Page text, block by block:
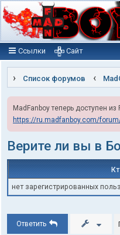
Ссылки Сайт
Список форумов
MadFanboy теперь доступен из
https://ru.madfanboy.com/
Верите ли вы в
нет зарегистрированных
Ответить